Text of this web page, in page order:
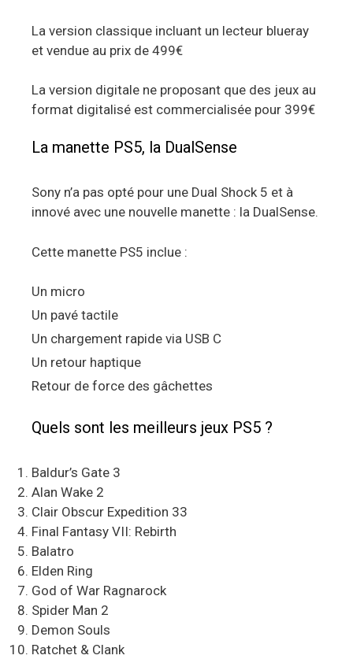
La version classique incluant un lecteur blueray
et vendue au prix de 499€
La version digitale ne proposant que des jeux au
format digitalisé est commercialisée pour 399€
La manette PS5, la DualSense
Sony n’a pas opté pour une Dual Shock 5 et à
innové avec une nouvelle manette : la DualSense.
Cette manette PS5 inclue :
Un micro
Un pavé tactile
Un chargement rapide via USB C
Un retour haptique
Retour de force des gâchettes
Quels sont les meilleurs jeux PS5 ?
Baldur’s Gate 3
Alan Wake 2
Clair Obscur Expedition 33
Final Fantasy VII: Rebirth
Balatro
Elden Ring
God of War Ragnarock
Spider Man 2
Demon Souls
Ratchet & Clank